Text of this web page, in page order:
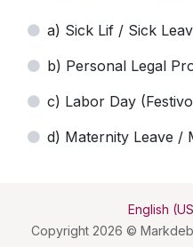
a) Sick Lif / Sick
b) Personal Legal
c) Labor Day
d) Maternity Leave /
Copyright 2026 ©
English